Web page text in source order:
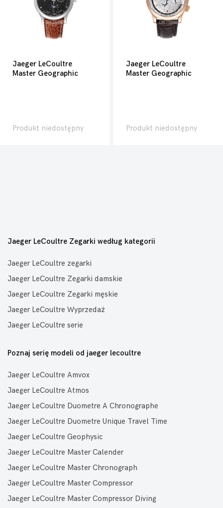
Jaeger LeCoultre
Master Geographic
Produkt niedostępny
Jaeger LeCoultre
Master Geographic
Produkt niedostępny
Jaeger LeCoultre Zegarki według kategorii
Jaeger LeCoultre zegarki
Jaeger LeCoultre Zegarki damskie
Jaeger LeCoultre Zegarki męskie
Jaeger LeCoultre Wyprzedaż
Jaeger LeCoultre serie
Poznaj serię modeli od jaeger lecoultre
Jaeger LeCoultre Amvox
Jaeger LeCoultre Atmos
Jaeger LeCoultre Duometre A Chronographe
Jaeger LeCoultre Duometre Unique Travel Time
Jaeger LeCoultre Geophysic
Jaeger LeCoultre Master Calender
Jaeger LeCoultre Master Chronograph
Jaeger LeCoultre Master Compressor
Jaeger LeCoultre Master Compressor Diving